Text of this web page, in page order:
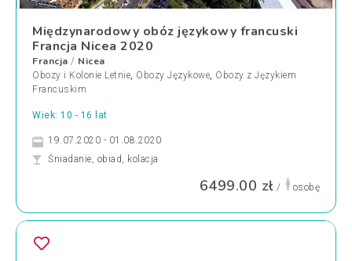
Międzynarodowy obóz językowy francuski
Francja Nicea 2020
Francja / Nicea
Obozy i Kolonie Letnie, Obozy Językowe, Obozy z Językiem
Francuskim
Wiek: 10 - 16 lat
19.07.2020 - 01.08.2020
Śniadanie, obiad, kolacja
6499.00 zł / osobę